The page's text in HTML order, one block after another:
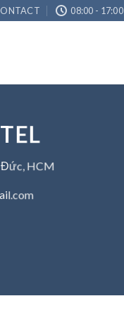
08:00 - 17:00
Đức, HCM